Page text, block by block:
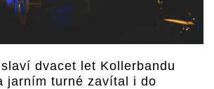
dvacet let Kollerbandu
jarním turné zavítal i do